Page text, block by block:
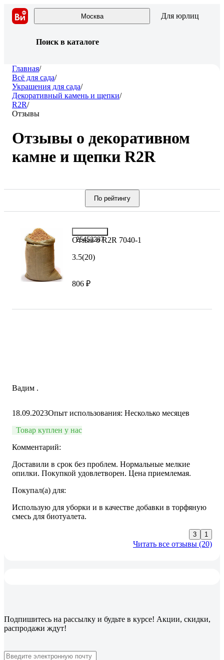
Москва Для юрлиц
Поиск в каталоге
Главная/
Всё для сада/
Украшения для сада/
Декоративный камень и щепки/
R2R/
Отзывы
Отзывы о декоративном
камне и щепки R2R
По рейтингу
25453287
Отзыв о R2R 7040-1
3.5(20)
806 ₽
Вадим .
18.09.2023Опыт использования: Несколько месяцев
Товар куплен у нас
Комментарий:
Доставили в срок без проблем. Нормальные мелкие
опилки. Покупкой удовлетворен. Цена приемлемая.
Покупал(а) для:
Использую для уборки и в качестве добавки в торфяную
смесь для биотуалета.
Читать все отзывы (20)
3 1
Подпишитесь на рассылку и будьте в курсе! Акции, скидки,
распродажи ждут!